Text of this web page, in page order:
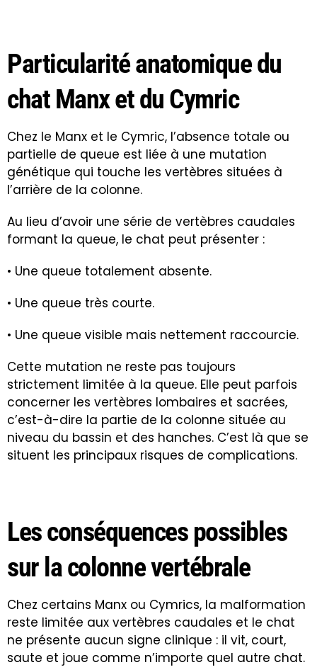
Particularité anatomique du
chat Manx et du Cymric
Chez le Manx et le Cymric, l’absence totale ou
partielle de queue est liée à une mutation
génétique qui touche les vertèbres situées à
l’arrière de la colonne.
Au lieu d’avoir une série de vertèbres caudales
formant la queue, le chat peut présenter :
• Une queue totalement absente.
• Une queue très courte.
• Une queue visible mais nettement raccourcie.
Cette mutation ne reste pas toujours
strictement limitée à la queue. Elle peut parfois
concerner les vertèbres lombaires et sacrées,
c’est-à-dire la partie de la colonne située au
niveau du bassin et des hanches. C’est là que se
situent les principaux risques de complications.
Les conséquences possibles
sur la colonne vertébrale
Chez certains Manx ou Cymrics, la malformation
reste limitée aux vertèbres caudales et le chat
ne présente aucun signe clinique : il vit, court,
saute et joue comme n’importe quel autre chat.